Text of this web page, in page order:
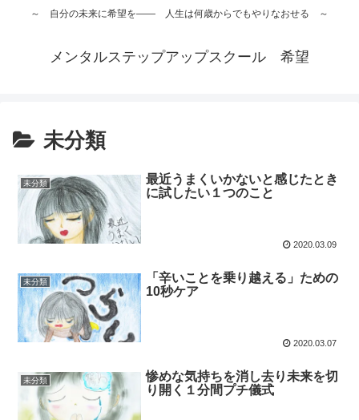
～ 自分の未来に希望を―― 人生は何歳からでもやりなおせる ～
メンタルステップアップスクール 希望
未分類
未分類
最近うまくいかないと感じたとき
に試したい１つのこと
2020.03.09
未分類
「辛いことを乗り越える」ための
10秒ケア
2020.03.07
未分類
惨めな気持ちを消し去り未来を切
り開く１分間プチ儀式